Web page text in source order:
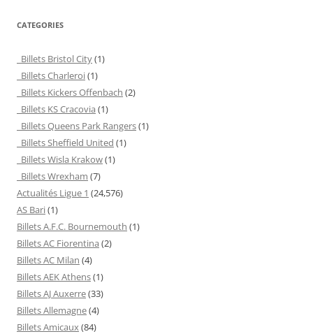
CATEGORIES
Billets Bristol City(1)
Billets Charleroi(1)
Billets Kickers Offenbach (2)
Billets KS Cracovia (1)
Billets Queens Park Rangers(1)
Billets Sheffield United (1)
Billets Wisla Krakow(1)
Billets Wrexham (7)
Actualités Ligue 1 (24,576)
AS Bari(1)
Billets A.F.C. Bournemouth (1)
Billets AC Fiorentina (2)
Billets AC Milan (4)
Billets AEK Athens(1)
Billets AJ Auxerre(33)
Billets Allemagne(4)
Billets Amicaux(84)